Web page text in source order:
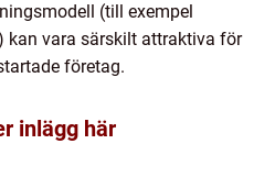
(till exempel
kan vara särskilt attraktiva för
företag.
inlägg här